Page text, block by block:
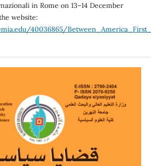
in Rome on 13–14 December
website:
40036865/